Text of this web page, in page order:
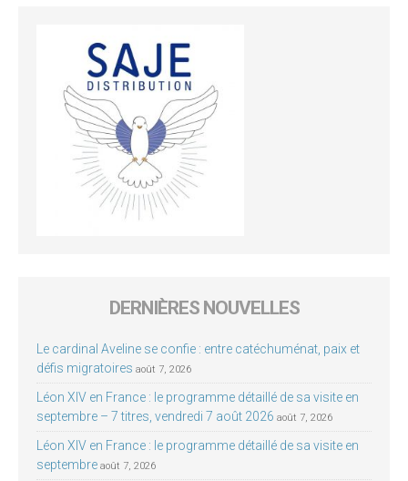
DERNIÈRES NOUVELLES
Le cardinal Aveline se confie : entre catéchuménat, paix et
défis migratoires août 7, 2026
Léon XIV en France : le programme détaillé de sa visite en
septembre – 7 titres, vendredi 7 août 2026 août 7, 2026
Léon XIV en France : le programme détaillé de sa visite en
septembre août 7, 2026